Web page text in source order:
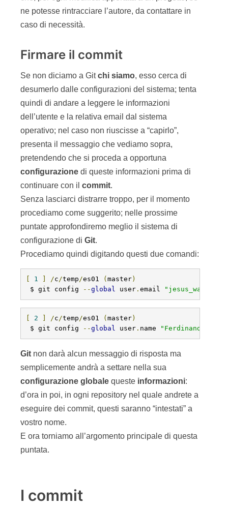
ne potesse rintracciare l’autore, da contattare in
caso di necessità.
Firmare il commit
Se non diciamo a Gitchi siamo, esso cerca di
desumerlo dalle configurazioni del sistema; tenta
quindi di andare a leggere le informazioni
dell’utente e la relativa email dal sistema
operativo; nel caso non riuscisse a “capirlo”,
presenta il messaggio che vediamo sopra,
pretendendo che si proceda a opportuna
configurazione di queste informazioni prima di
continuare con il commit.
Senza lasciarci distrarre troppo, per il momento
procediamo come suggerito; nelle prossime
puntate approfondiremo meglio il sistema di
configurazione di Git.
Procediamo quindi digitando questi due comandi:
1 /c/temp/es01 ( master)
$ git config
--global user . email
2 /c/temp/es01 ( master)
$ git config
--global user . name "Ferdinando
Git non darà alcun messaggio di risposta ma
semplicemente andrà a settare nella sua
configurazione globale queste informazioni:
d’ora in poi, in ogni repository nel quale andrete a
eseguire dei commit, questi saranno “intestati” a
vostro nome.
E ora torniamo all’argomento principale di questa
puntata.
I commit